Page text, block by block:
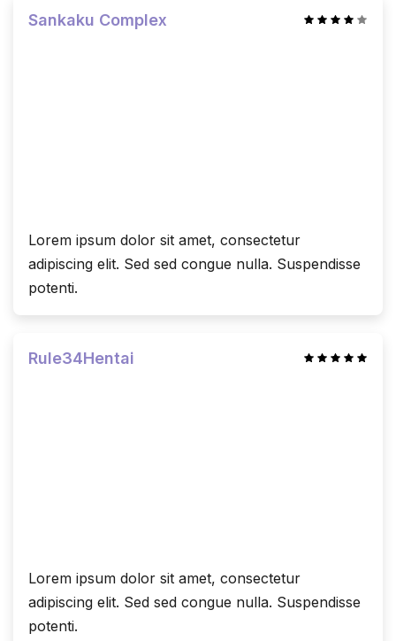
Sankaku Complex
Lorem ipsum dolor sit amet, consectetur
adipiscing elit. Sed sed congue nulla. Suspendisse
potenti.
Rule34Hentai
Lorem ipsum dolor sit amet, consectetur
adipiscing elit. Sed sed congue nulla. Suspendisse
potenti.